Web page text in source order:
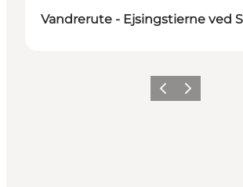
Vandrerute - Ejsingstierne ved
ForrigeNæste